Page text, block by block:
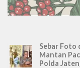
Sebar Foto
Mantan
Polda